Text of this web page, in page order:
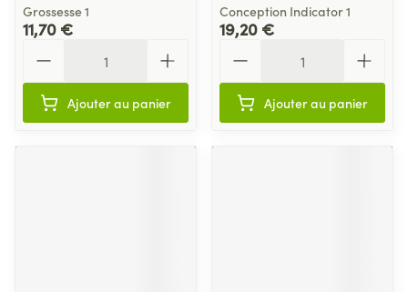
Grossesse 1
11,70 €
Ajouter au panier
Conception Indicator 1
19,20 €
Ajouter au panier